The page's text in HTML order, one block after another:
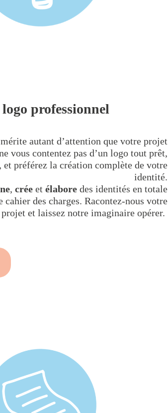
professionnel
autant d’attention que votre projet
vous contentez pas d’un logo tout prêt,
et préférez la création complète de votre
identité.
,créeetélabore des identités en totale
cahier des charges. Racontez-nous votre
projet et laissez notre imaginaire opérer.